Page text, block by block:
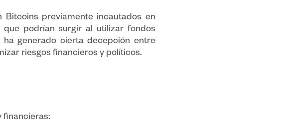
previamente incautados en
que podrían surgir al utilizar fondos
generado cierta decepción entre
riesgos financieros y políticos.
financieras: